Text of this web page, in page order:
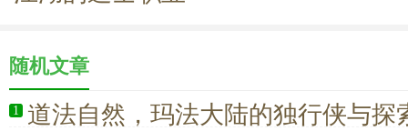
随机文章
1 道法自然，玛法大陆的独行侠与探